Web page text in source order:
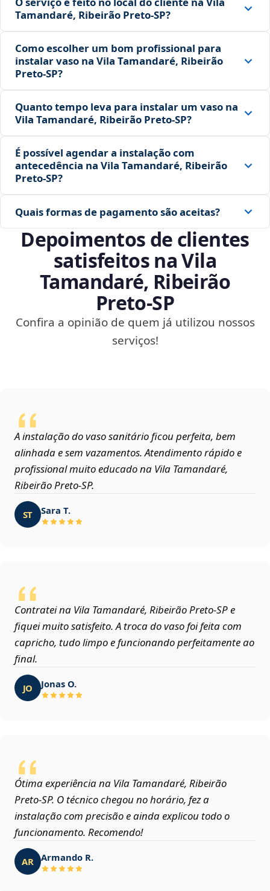
Tamandaré, Ribeirão Preto‑SP?
Como escolher um bom profissional para
instalar vaso na Vila Tamandaré, Ribeirão
Preto‑SP?
Quanto tempo leva para instalar um vaso na
Vila Tamandaré, Ribeirão Preto‑SP?
É possível agendar a instalação com
antecedência na Vila Tamandaré, Ribeirão
Preto‑SP?
Quais formas de pagamento são aceitas?
Depoimentos de clientes
satisfeitos na Vila
Tamandaré, Ribeirão
Preto‑SP
Confira a opinião de quem já utilizou nossos
serviços!
A instalação do vaso sanitário ficou perfeita, bem
alinhada e sem vazamentos. Atendimento rápido e
profissional muito educado na Vila Tamandaré,
Ribeirão Preto‑SP.
ST Sara T.
Contratei na Vila Tamandaré, Ribeirão Preto‑SP e
fiquei muito satisfeito. A troca do vaso foi feita com
capricho, tudo limpo e funcionando perfeitamente ao
final.
JO Jonas O.
Ótima experiência na Vila Tamandaré, Ribeirão
Preto‑SP. O técnico chegou no horário, fez a
instalação com precisão e ainda explicou todo o
funcionamento. Recomendo!
AR Armando R.